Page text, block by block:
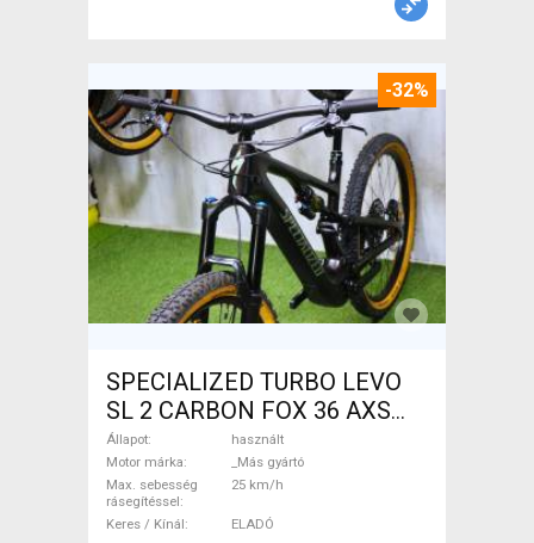
-32%
SPECIALIZED TURBO LEVO
SL 2 CARBON FOX 36 AXS
Elektromos Mountain Bike
össztelós / fully _Más gyártó
használt ELADÓ
Állapot
használt
Motor márka
_Más gyártó
Max. sebesség
rásegítéssel
25 km/h
Keres / Kínál ELADÓ